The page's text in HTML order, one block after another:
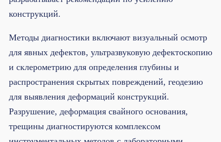
конструкций.
Методы диагностики включают визуальный осмотр
для явных дефектов, ультразвуковую дефектоскопию
и склерометрию для определения глубины и
распространения скрытых повреждений, геодезию
для выявления деформаций конструкций.
Разрушение, деформация свайного основания,
трещины диагностируются комплексом